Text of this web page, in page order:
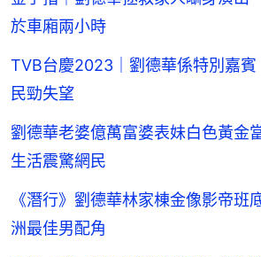
於車廂兩小時
TVB台慶2023｜劉德華係特別嘉賓
民勁失望
劉德華老婆億萬富婆表妹白色黃
生活震驚網民
《潛行》劉德華林家棟金像影帝
洲最佳男配角